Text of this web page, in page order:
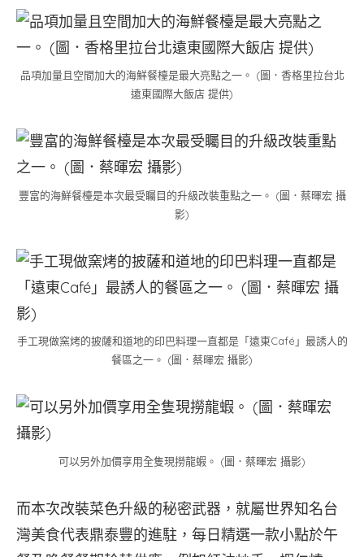
品項加量且空間加大的海鮮餐檯是最大亮點之一。 (圖．香格里拉台北
遠東國際大飯店 提供)
豐富的海鮮餐檯是本次最受矚目的升級改裝重點之一。 (圖．蔡暉宏 攝
影)
手工現做窯烤的披薩和道地的印巴料理一直都是「遠東Café」最誘人的
餐區之一。 (圖．蔡暉宏 攝影)
可以另外加價享用全隻現撈龍蝦。 (圖．蔡暉宏 攝影)
而本次改裝菜色升級的秘密武器，就屬世界知名台
灣美食代表鼎泰豐的進駐，每日精選一款小點於午